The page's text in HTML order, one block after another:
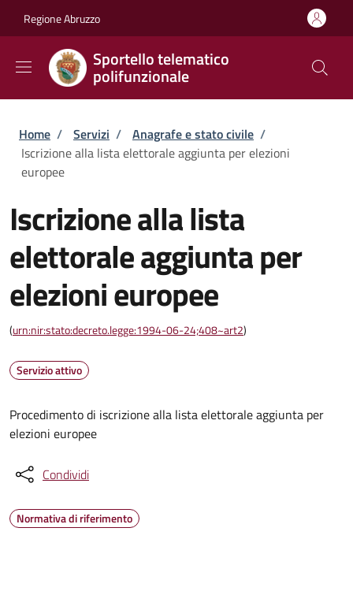
Regione Abruzzo
Sportello telematico
polifunzionale
Briciole di pane
Home / Servizi / Anagrafe e stato civile /
Iscrizione alla lista elettorale aggiunta per elezioni
europee
Iscrizione alla lista
elettorale aggiunta per
elezioni europee
(urn:nir:stato:decreto.legge:1994-06-24;408~art2)
Servizio attivo
Procedimento di iscrizione alla lista elettorale aggiunta per
elezioni europee
Condividi
Normativa di riferimento